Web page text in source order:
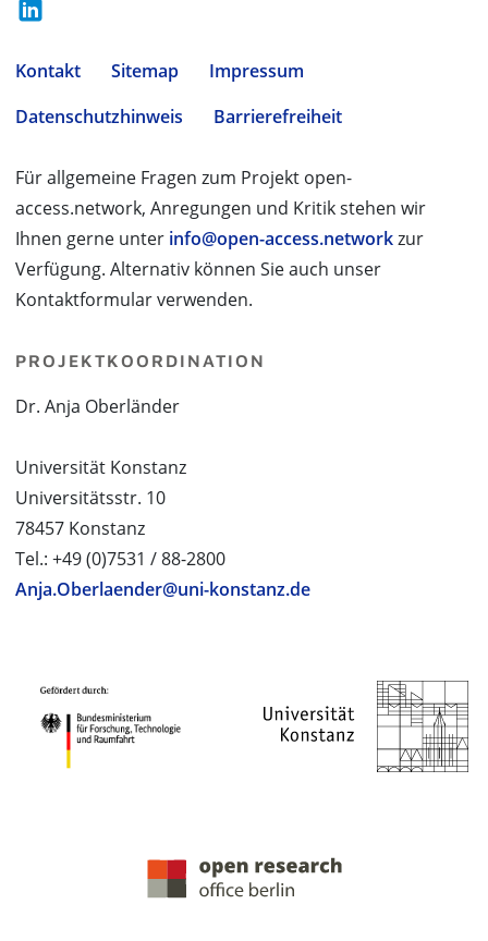
Kontakt Sitemap
Impressum
Datenschutzhinweis
Barrierefreiheit
Für allgemeine Fragen zum Projekt open-
access.network, Anregungen und Kritik stehen wir
Ihnen gerne unter info@open-access.networkzur
Verfügung. Alternativ können Sie auch unser
Kontaktformular verwenden.
PROJEKTKOORDINATION
Dr. Anja Oberländer
Universität Konstanz
Universitätsstr. 10
78457 Konstanz
Tel.: +49 (0)7531 / 88-2800
Anja.Oberlaender@uni-konstanz.de